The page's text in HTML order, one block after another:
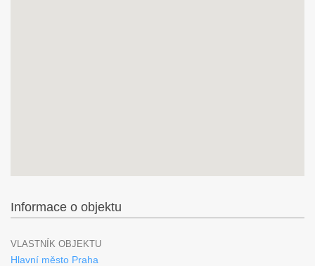
Informace o objektu
VLASTNÍK OBJEKTU
Hlavní město Praha